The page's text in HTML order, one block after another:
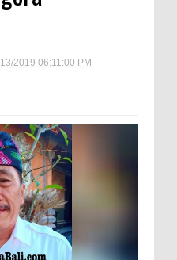
2019 06:11:00 PM